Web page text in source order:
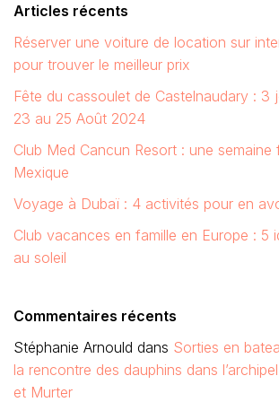
Articles récents
Réserver une voiture de location sur
pour trouver le meilleur prix
Fête du cassoulet de Castelnaudary : 3
23 au 25 Août 2024
Club Med Cancun Resort : une semaine
Mexique
Voyage à Dubaï : 4 activités pour en
Club vacances en famille en Europe : 5
au soleil
Commentaires récents
Stéphanie Arnould dans Sorties en
la rencontre des dauphins dans
et Murter